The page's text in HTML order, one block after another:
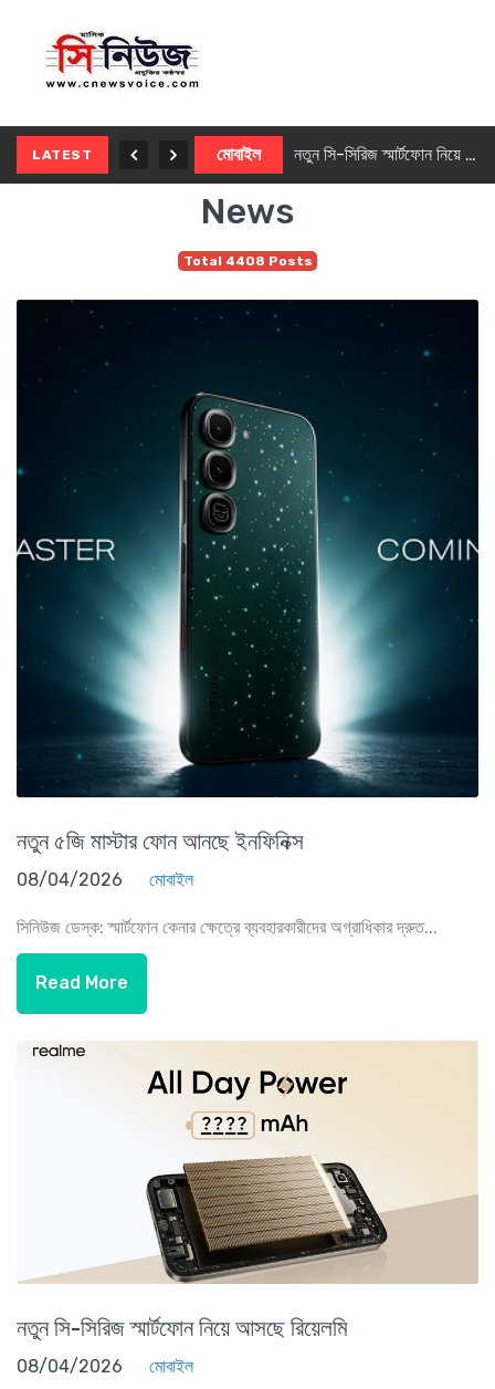
LATEST মোবাইল নতুন সি-সিরিজ স্মার্টফোন নিয়ে আসছে রিয়েলমি
News
Total 4408 Posts
নতুন ৫জি মাস্টার ফোন আনছে ইনফিনিক্স
08/04/2026 মোবাইল
সিনিউজ ডেস্ক: স্মার্টফোন কেনার ক্ষেত্রে ব্যবহারকারীদের অগ্রাধিকার দ্রুত...
Read More
নতুন সি-সিরিজ স্মার্টফোন নিয়ে আসছে রিয়েলমি
08/04/2026 মোবাইল